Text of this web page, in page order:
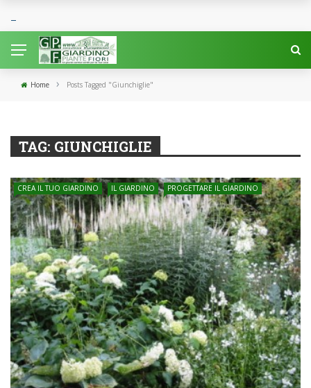
Home › Posts Tagged "Giunchiglie"
TAG: GIUNCHIGLIE
CREA IL TUO GIARDINO IL GIARDINO PROGETTARE IL GIARDINO